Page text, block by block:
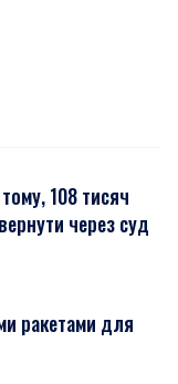
108 тисяч
через суд
ракетами для